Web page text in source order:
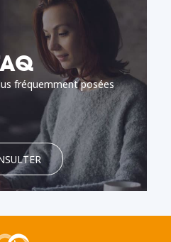
fréquemment posées